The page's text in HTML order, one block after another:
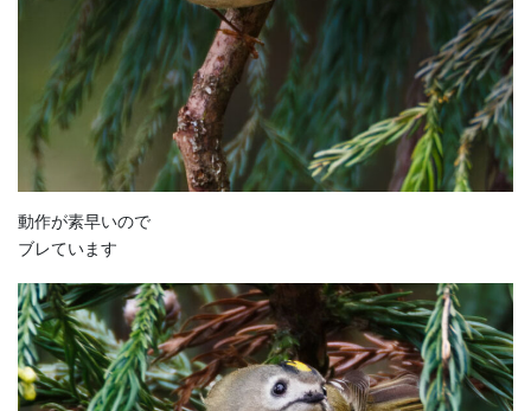
動作が素早いので
ブレています